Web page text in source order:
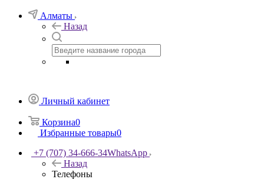
Алматы
Назад
Личный кабинет
Корзина0
Избранные товары0
+7 (707) 34-666-34WhatsApp
Назад
Телефоны